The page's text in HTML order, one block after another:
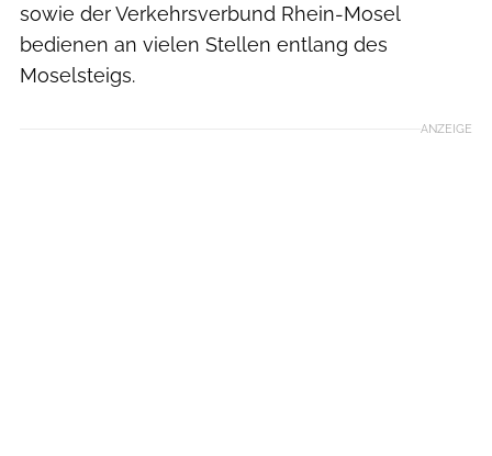
sowie der Verkehrsverbund Rhein-Mosel
bedienen an vielen Stellen entlang des
Moselsteigs.
ANZEIGE